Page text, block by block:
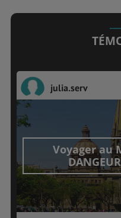
julia.serv
Voyager au